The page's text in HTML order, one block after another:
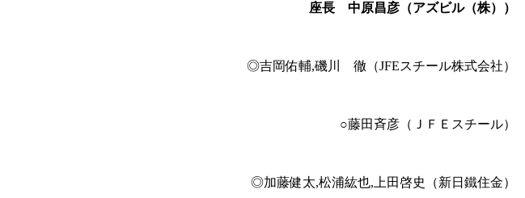
座長 中原昌彦（アズビル（株））
◎吉岡佑輔,磯川 徹（JFEスチール株式会社）
○藤田斉彦（ＪＦＥスチール）
◎加藤健太,松浦紘也,上田啓史（新日鐵住金）